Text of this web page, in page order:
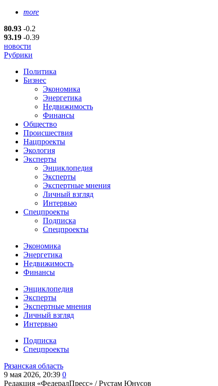
more
80.93 -0.2
93.19 -0.39
новости
Рубрики
Политика
Бизнес
Экономика
Энергетика
Недвижимость
Финансы
Общество
Происшествия
Нацпроекты
Экология
Эксперты
Энциклопедия
Эксперты
Экспертные мнения
Личный взгляд
Интервью
Спецпроекты
Подписка
Спецпроекты
Экономика
Энергетика
Недвижимость
Финансы
Энциклопедия
Эксперты
Экспертные мнения
Личный взгляд
Интервью
Подписка
Спецпроекты
Рязанская область
9 мая 2026, 20:39 0
Редакция «ФедералПресс» /Рустам Юнусов